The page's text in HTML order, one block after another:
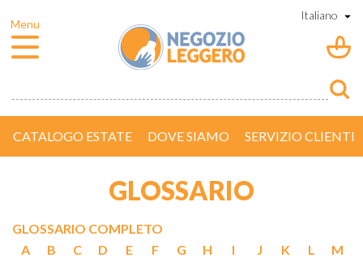
CATALOGO ESTATE DOVE SIAMO SERVIZIO CLIENTI
GLOSSARIO
GLOSSARIO COMPLETO
A
B C D E F G H I J K L
M